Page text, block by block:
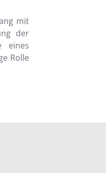
mit
der
eines
Rolle